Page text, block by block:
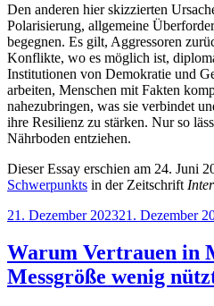
Den anderen hier skizzierten
Polarisierung, allgemeine
begegnen. Es gilt, Aggressoren
Konflikte, wo es möglich ist,
Institutionen von Demokratie und
arbeiten, Menschen mit Fakten
nahezubringen, was sie verbindet
ihre Resilienz zu stärken. Nur so
Nährboden ­entziehen.
Dieser Essay erschien am 24. Juni
Schwerpunkts in der Zeitschrift
Veröffentlicht
21. Dezember 202321. Dezember
Warum Vertrauen in
Messgröße wenig